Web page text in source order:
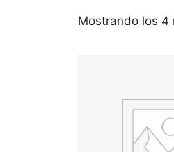
Mostrando los 4